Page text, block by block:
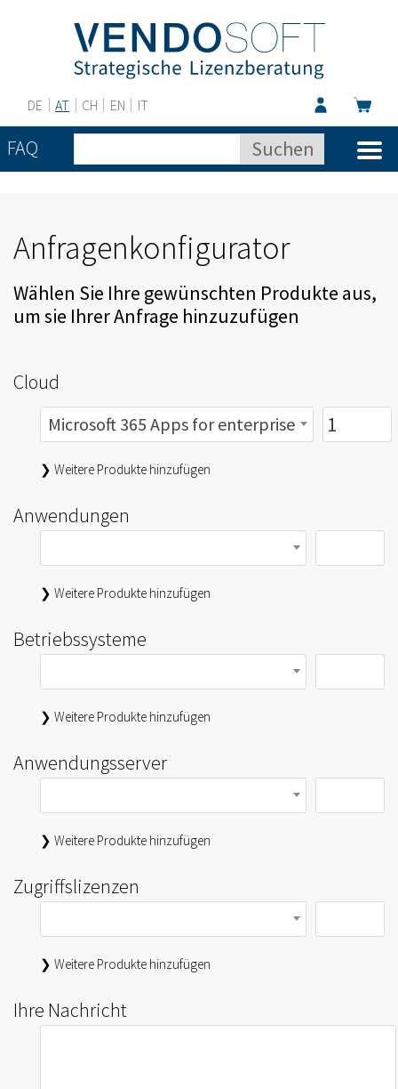
DE AT CH EN IT
FAQ
Anfragenkonfigurator
Wählen Sie Ihre gewünschten Produkte aus,
um sie Ihrer Anfrage hinzuzufügen
Cloud
Microsoft 365 Apps for enterprise
❯ Weitere Produkte hinzufügen
Anwendungen
❯ Weitere Produkte hinzufügen
Betriebssysteme
❯ Weitere Produkte hinzufügen
Anwendungsserver
❯ Weitere Produkte hinzufügen
Zugriffslizenzen
❯ Weitere Produkte hinzufügen
Ihre Nachricht